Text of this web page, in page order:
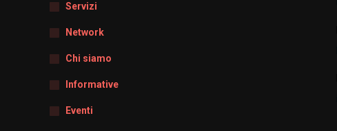
Servizi
Network
Chi siamo
Informative
Eventi